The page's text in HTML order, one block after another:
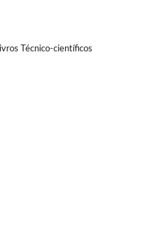
Técnico-científicos